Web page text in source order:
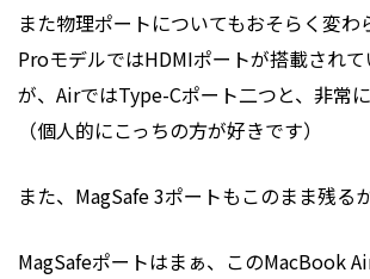
また物理ポートについてもおそらく変わ
ProモデルではHDMIポートが搭載され
が、AirではType-Cポート二つと、非常
（個人的にこっちの方が好きです）
また、MagSafe 3ポートもこのまま残る
MagSafeポートはまぁ、このMacBook